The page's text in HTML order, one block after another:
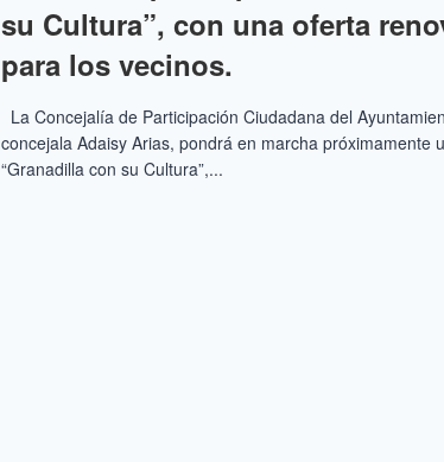
su Cultura”, con una oferta
para los vecinos.
La Concejalía de Participación Ciudadana del
concejala Adaisy Arias, pondrá en marcha próximamente
“Granadilla con su Cultura”,...